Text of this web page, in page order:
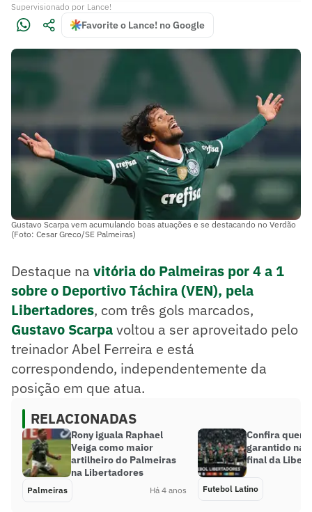
Supervisionado por Lance!
Favorite o Lance! no Google
Gustavo Scarpa vem acumulando boas atuações e se destacando no Verdão
(Foto: Cesar Greco/SE Palmeiras)
Destaque na vitória do Palmeiras por 4 a 1
sobre o Deportivo Táchira (VEN), pela
Libertadores, com três gols marcados,
Gustavo Scarpavoltou a ser aproveitado pelo
treinador Abel Ferreira e está
correspondendo, independentemente da
posição em que atua.
RELACIONADAS
Rony iguala Raphael
Veiga como maior
artilheiro do Palmeiras
na Libertadores
Palmeiras Há 4 anos
Confira quem
garantido nas
final da
Futebol Latino